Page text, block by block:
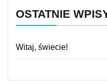
OSTATNIE
Witaj, świecie!